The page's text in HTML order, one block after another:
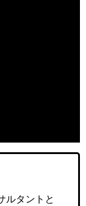
ルタントと